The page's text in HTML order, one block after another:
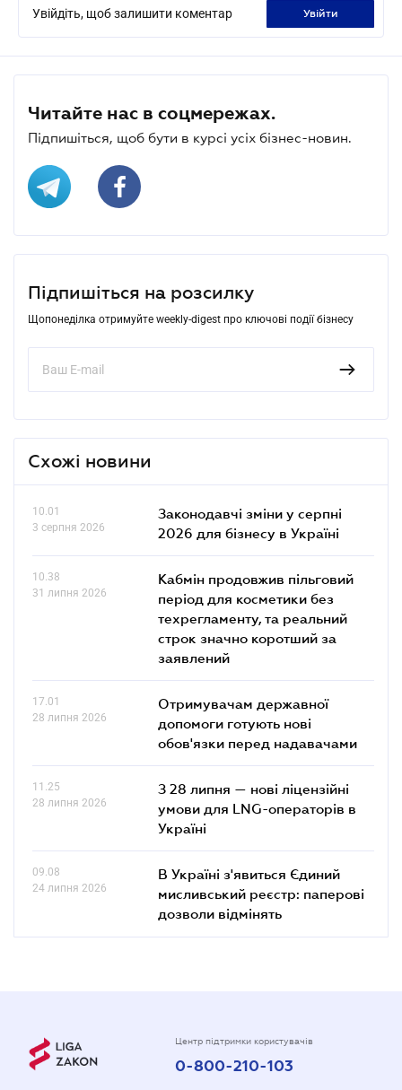
Увійдіть, щоб залишити коментар увійти
Читайте нас в соцмережах.
Підпишіться, щоб бути в курсі усіх бізнес-новин.
Підпишіться на розсилку
Щопонеділка отримуйте weekly-digest про ключові події бізнесу
Схожі новини
10.01
3 серпня 2026
Законодавчі зміни у серпні
2026 для бізнесу в Україні
10.38
31 липня 2026
Кабмін продовжив пільговий
період для косметики без
техрегламенту, та реальний
строк значно коротший за
заявлений
17.01
28 липня 2026
Отримувачам державної
допомоги готують нові
обов'язки перед надавачами
11.25
28 липня 2026
З 28 липня — нові ліцензійні
умови для LNG-операторів в
Україні
09.08
24 липня 2026
В Україні з'явиться Єдиний
мисливський реєстр: паперові
дозволи відмінять
Центр підтримки користувачів
0-800-210-103